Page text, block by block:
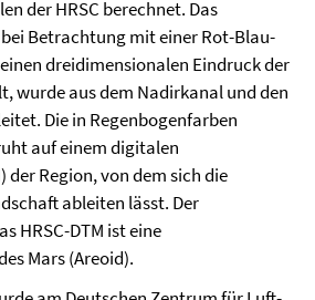
der HRSC berechnet. Das
Betrachtung mit einer Rot-Blau-
dreidimensionalen Eindruck der
wurde aus dem Nadirkanal und den
Die in Regenbogenfarben
auf einem digitalen
der Region, von dem sich die
ableiten lässt. Der
HRSC-DTM ist eine
Mars (Areoid).